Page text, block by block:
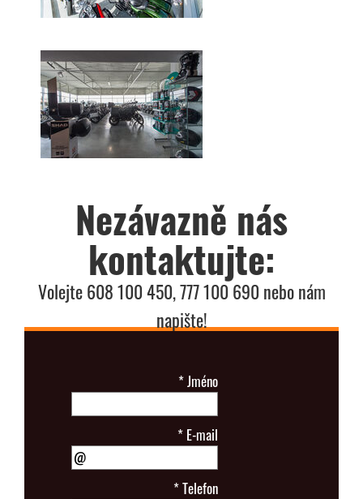
Nezávazně nás
kontaktujte:
Volejte 608 100 450, 777 100 690 nebo nám
napište!
*Jméno
* E-mail
*Telefon